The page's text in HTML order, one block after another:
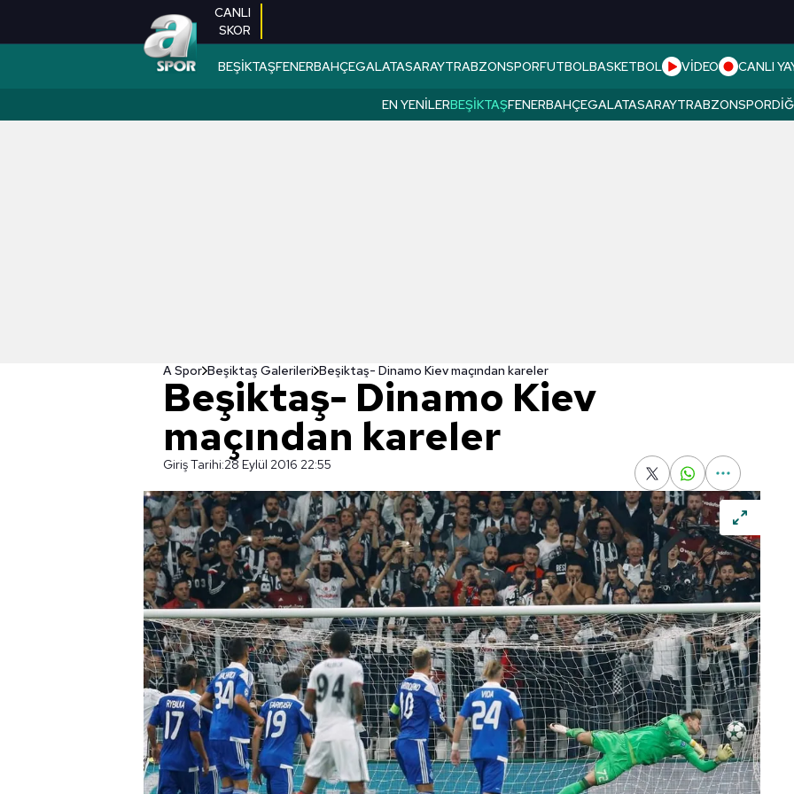
CANLI
SKOR
BEŞİKTAŞFENERBAHÇEGALATASARAYTRABZONSPORFUTBOLBASKETBOL VİDEO CANLI
EN YENILERBEŞIKTAŞFENERBAHÇEGALATASARAYTRABZONSPOR
A Spor Beşiktaş Galerileri Beşiktaş- Dinamo Kiev maçından kareler
Beşiktaş- Dinamo Kiev
maçından kareler
Giriş Tarihi:28 Eylül 2016 22:55